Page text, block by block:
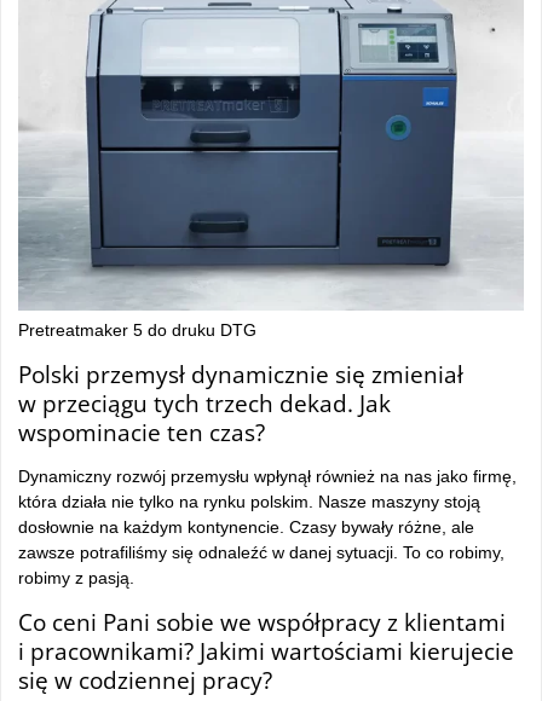
Pretreatmaker 5 do druku DTG
Polski przemysł dynamicznie się zmieniał
w przeciągu tych trzech dekad. Jak
wspominacie ten czas?
Dynamiczny rozwój przemysłu wpłynął również na nas jako firmę,
która działa nie tylko na rynku polskim. Nasze maszyny stoją
dosłownie na każdym kontynencie. Czasy bywały różne, ale
zawsze potrafiliśmy się odnaleźć w danej sytuacji. To co robimy,
robimy z pasją.
Co ceni Pani sobie we współpracy z klientami
i pracownikami? Jakimi wartościami kierujecie
się w codziennej pracy?